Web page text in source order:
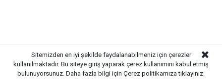
Ayin Eczanesi
Sitemizden en iyi şekilde faydalanabilmeniz için çerezler
kullanılmaktadır. Bu siteye giriş yaparak çerez kullanımını kabul etmiş
bulunuyorsunuz. Daha fazla bilgi için Çerez politikamıza tıklayınız.